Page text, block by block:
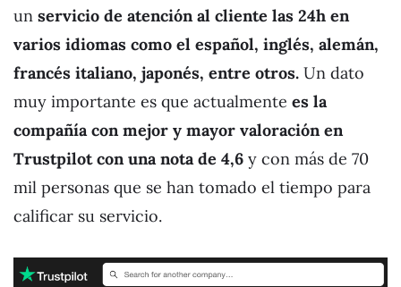
un servicio de atención al cliente las 24h en
varios idiomas como el español, inglés, alemán,
francés italiano, japonés, entre otros. Un dato
muy importante es que actualmente es la
compañía con mejor y mayor valoración en
Trustpilot con una nota de 4,6 y con más de 70
mil personas que se han tomado el tiempo para
calificar su servicio.